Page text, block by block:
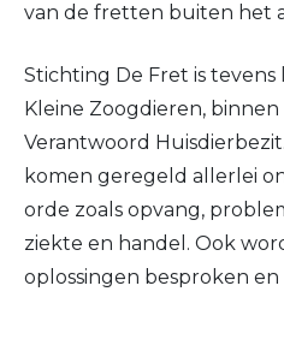
van de fretten buiten het
Stichting De Fret is
Kleine Zoogdieren,
Verantwoord
komen geregeld allerlei
orde zoals opvang,
ziekte en handel. Ook
oplossingen besproken